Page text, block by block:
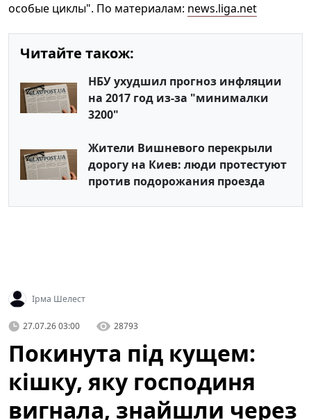
особые циклы". По материалам: news.liga.net
Читайте також:
НБУ ухудшил прогноз инфляции
на 2017 год из-за "минималки
3200"
Жители Вишневого перекрыли
дорогу на Киев: люди протестуют
против подорожания проезда
Ірма Шелест
27.07.26 03:00 28793
Покинута під кущем:
кішку, яку господиня
вигнала, знайшли через